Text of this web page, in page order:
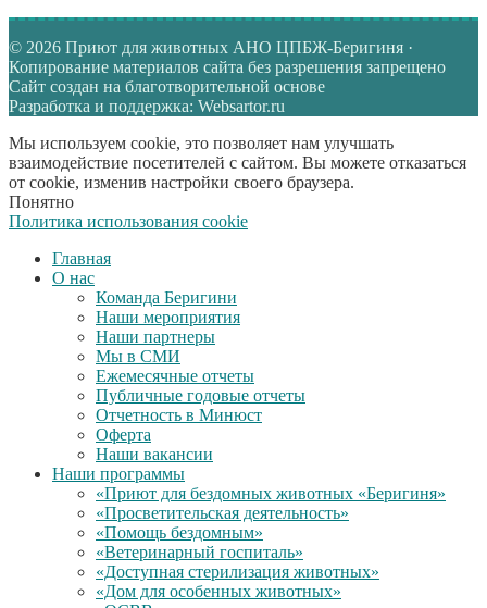
© 2026 Приют для животных АНО ЦПБЖ-Беригиня ·
Копирование материалов сайта без разрешения запрещено
Сайт создан на благотворительной основе
Разработка и поддержка: Websartor.ru
Мы используем cookie, это позволяет нам улучшать
взаимодействие посетителей с сайтом. Вы можете отказаться
от cookie, изменив настройки своего браузера.
Понятно
Политика использования cookie
Главная
О нас
Команда Беригини
Наши мероприятия
Наши партнеры
Мы в СМИ
Ежемесячные отчеты
Публичные годовые отчеты
Отчетность в Минюст
Оферта
Наши вакансии
Наши программы
«Приют для бездомных животных «Беригиня»
«Просветительская деятельность»
«Помощь бездомным»
«Ветеринарный госпиталь»
«Доступная стерилизация животных»
«Дом для особенных животных»